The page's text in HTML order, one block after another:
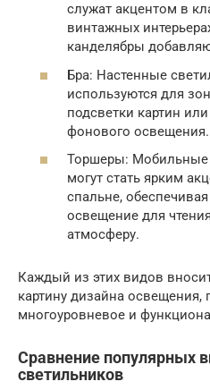
служат акцентом в
винтажных
канделябры
Бра: Настенные
используются для
подсветки картин
фонового освещения.
Торшеры: Мобильные
могут стать ярким
спальне,
освещение для
атмосферу.
Каждый из этих видов
картину дизайна освещения,
многоуровневое и
Сравнение популярных
светильников